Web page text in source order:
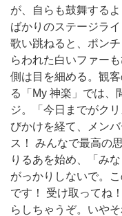
が、自らも鼓舞する
ばかりのステージラ
歌い跳ねると、ポン
らわれた白いファー
側は目を細める。観
る「My 神楽」では、
ジ。「今日までがク
びかけを経て、メン
ス！ みんなで最高の
りるあを始め、「み
がっかりしないで。
です！ 受け取ってね
らしちゃうぞ。いや